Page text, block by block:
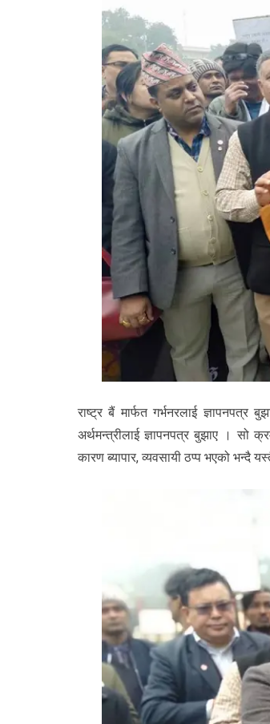
राष्ट्र बैं मार्फत गर्भनरलाई
अर्थमन्त्रीलाई ज्ञापनपत्र बुझाए । सो
कारण ब्यापार, व्यवसायी ठप्प भएको